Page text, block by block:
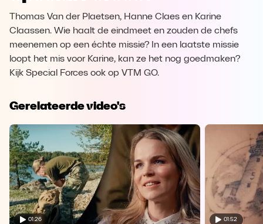
Thomas Van der Plaetsen, Hanne Claes en Karine
Claassen. Wie haalt de eindmeet en zouden de chefs
meenemen op een échte missie? In een laatste missie
loopt het mis voor Karine, kan ze het nog goedmaken?
Kijk Special Forces ook op VTM GO.
Gerelateerde video's
01:26 01:52